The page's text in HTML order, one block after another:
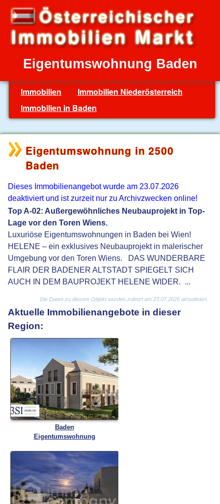
Eigentumswohnung Baden
Immobilien
Immobilien Niederösterreich
Immobilien in Baden
Eigentumswohnung in 2500
Baden
Dieses Immobilienangebot wurde am 23.07.2026
deaktiviert und ist zurzeit nur zu Archivzwecken online!
Top A-02: Außergewöhnliches Neubauprojekt in Top-
Lage vor den Toren Wiens.
Luxuriöse Eigentumswohnungen in Baden bei Wien!
HELENE – ein exklusives Neubauprojekt in malerischer
Umgebung vor den Toren Wiens. DAS WUNDERBARE
FLAIR DER BADENER ALTSTADT SPIEGELT SICH
AUCH IN DEM BAUPROJEKT HELENE WIDER. ...
Die Daten zu diesem Objekt wurden zuletzt am 23.07.2026 aktualisiert.
Aktuelle Immobilienangebote in dieser
Region:
Baden
Eigentumswohnung